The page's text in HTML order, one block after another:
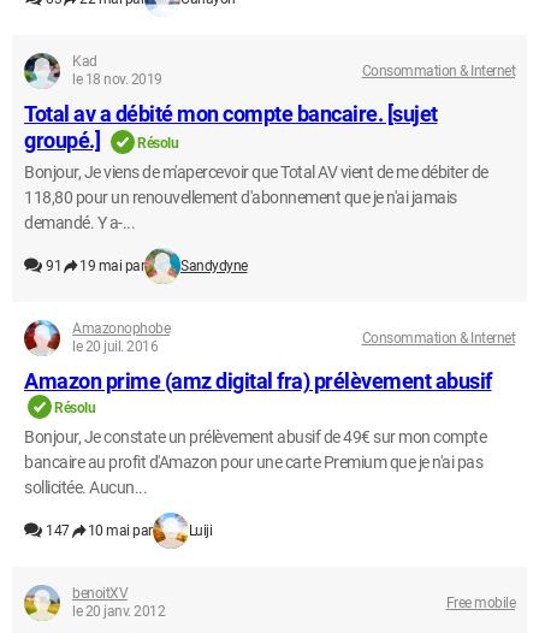
Kad
le 18 nov. 2019
Consommation & Internet
Total av a débité mon compte bancaire. [sujet
groupé.]
Résolu
Bonjour, Je viens de m'apercevoir que Total AV vient de me débiter de
118,80 pour un renouvellement d'abonnement que je n'ai jamais
demandé. Y a-...
91 19 mai par Sandydyne
Amazonophobe
le 20 juil. 2016
Consommation & Internet
Amazon prime (amz digital fra) prélèvement abusif
Résolu
Bonjour, Je constate un prélèvement abusif de 49€ sur mon compte
bancaire au profit d'Amazon pour une carte Premium que je n'ai pas
sollicitée. Aucun...
147 10 mai par Luiji
benoitXV
le 20 janv. 2012
Free mobile